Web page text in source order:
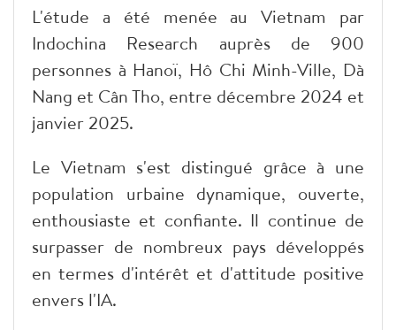
L'étude a été menée au Vietnam par
Indochina Research auprès de 900
personnes à Hanoï, Hô Chi Minh-Ville, Dà
Nang et Cân Tho, entre décembre 2024 et
janvier 2025.
Le Vietnam s'est distingué grâce à une
population urbaine dynamique, ouverte,
enthousiaste et confiante. Il continue de
surpasser de nombreux pays développés
en termes d'intérêt et d'attitude positive
envers l'IA.